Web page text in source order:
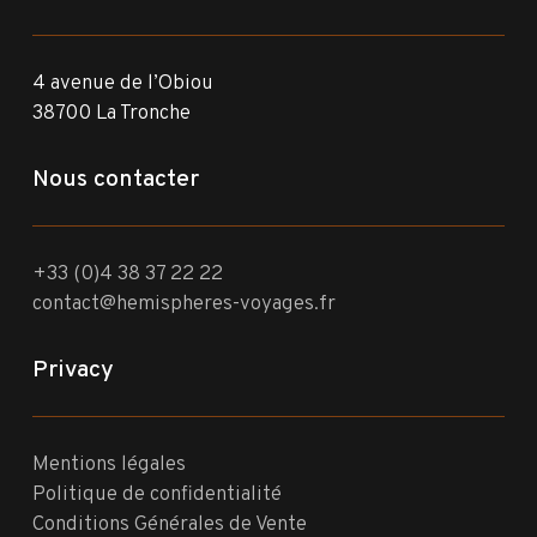
4 avenue de l’Obiou
38700 La Tronche
Nous contacter
+33 (0)4 38 37 22 22
contact@hemispheres-voyages.fr
Privacy
Mentions légales
Politique de confidentialité
Conditions Générales de Vente